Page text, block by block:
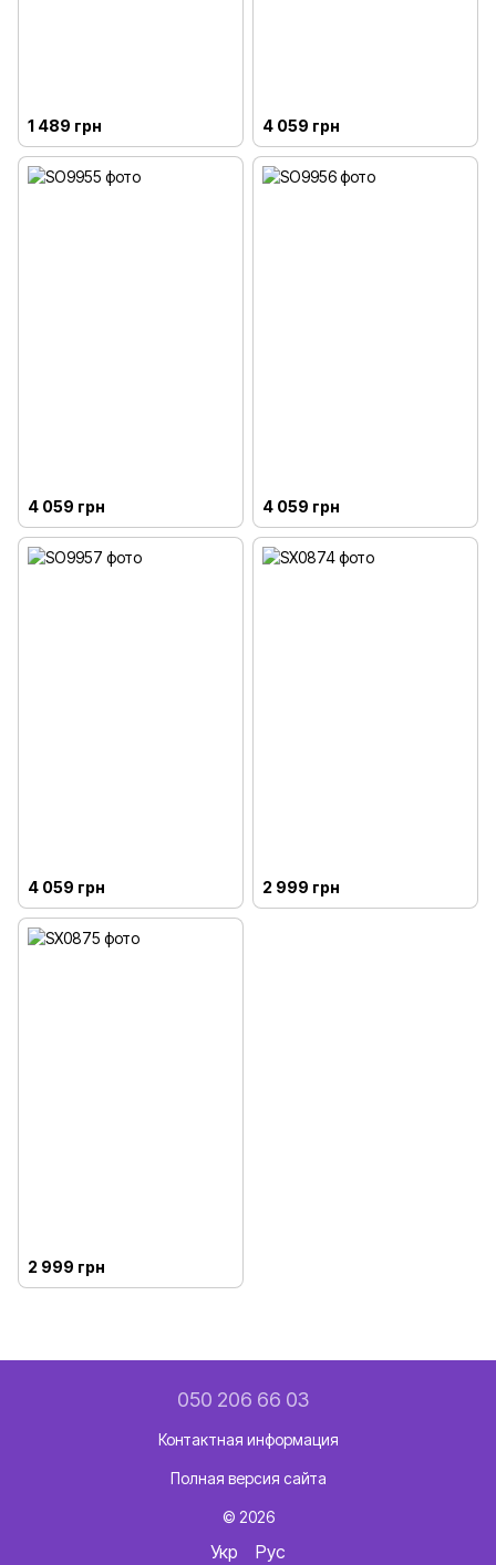
1 489 грн 4 059 грн
4 059 грн 4 059 грн
4 059 грн 2 999 грн
2 999 грн
050 206 66 03
Контактная информация
Полная версия сайта
© 2026
Укр Рус